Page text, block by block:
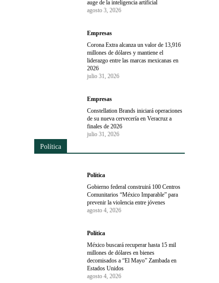
auge de la inteligencia artificial
agosto 3, 2026
Empresas
Corona Extra alcanza un valor de 13,916
millones de dólares y mantiene el
liderazgo entre las marcas mexicanas en
2026
julio 31, 2026
Empresas
Constellation Brands iniciará operaciones
de su nueva cervecería en Veracruz a
finales de 2026
julio 31, 2026
Política
Política
Gobierno federal construirá 100 Centros
Comunitarios “México Imparable” para
prevenir la violencia entre jóvenes
agosto 4, 2026
Política
México buscará recuperar hasta 15 mil
millones de dólares en bienes
decomisados a “El Mayo” Zambada en
Estados Unidos
agosto 4, 2026